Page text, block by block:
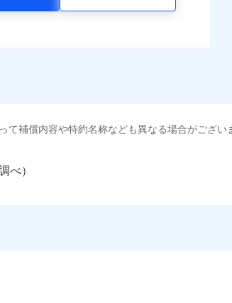
補償内容や特約名称なども異なる場合がござい
べ）